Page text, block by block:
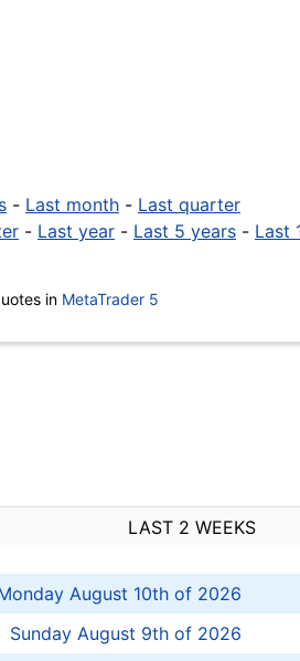
- Last month - Last quarter
- Last year - Last 5 years - Last
in MetaTrader 5
LAST 2 WEEKS
August 10th of 2026
Sunday August 9th of 2026